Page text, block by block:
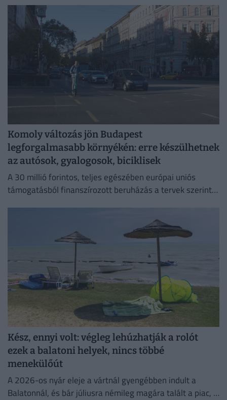
Komoly változás jön Budapest
legforgalmasabb környékén: erre készülhetnek
az autósok, gyalogosok, biciklisek
A 30 millió forintos, teljes egészében európai uniós
támogatásból finanszírozott beruházás a tervek szerint
Kész, ennyi volt: végleg lehúzhatják a rolót
ezek a balatoni helyek, nincs többé
menekülőút
A 2026-os nyár eleje a vártnál gyengébben indult a
Balatonnál, és bár júliusra némileg magára talált a piac, a